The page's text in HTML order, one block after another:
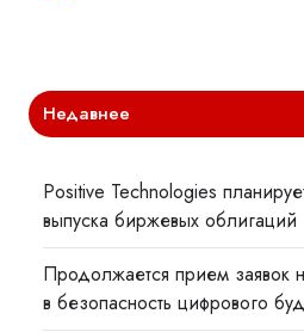
Недавнее
Positive Technologies
выпуска биржевых облигаций
Продолжается прием заявок
в безопасность цифрового